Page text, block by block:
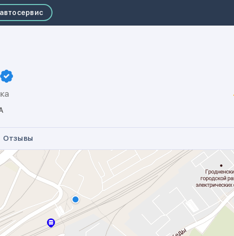
Отзывы